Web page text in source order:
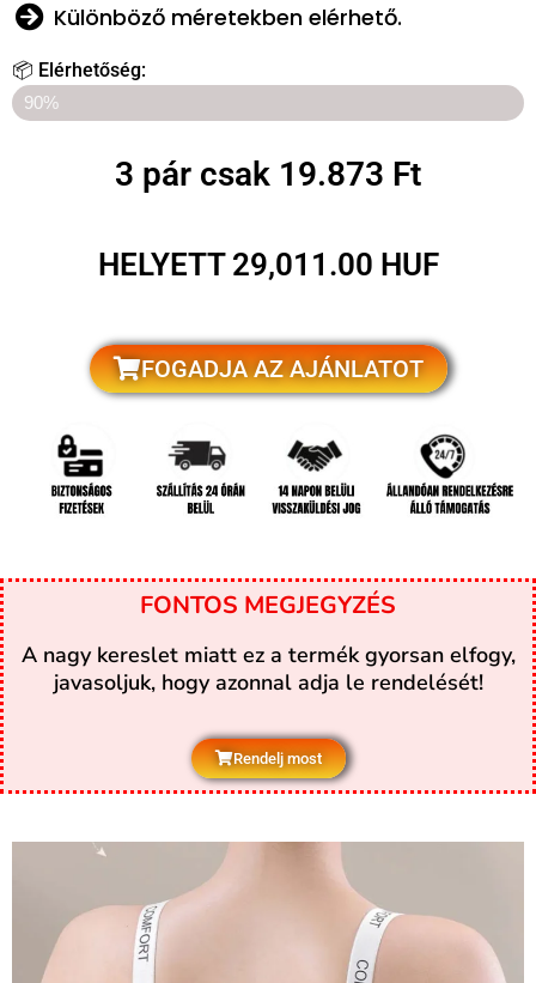
Különböző méretekben elérhető.
📦 Elérhetőség:
UTOLSÓ 10 KEDVEZMÉNYES DARAB!
90%
3 pár csak 19.873 Ft
HELYETT 29,011.00 HUF
FOGADJA AZ AJÁNLATOT
FONTOS MEGJEGYZÉS
A nagy kereslet miatt ez a termék gyorsan elfogy,
javasoljuk, hogy azonnal adja le rendelését!
Rendelj most